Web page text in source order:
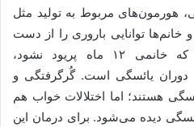
هورمون‌های مربوط به تولید مثل
توانایی باروری را از دست
می‌دهند. معمولا در صورتی که خانمی ۱۲ ماه پریود نشود،
دوران یائسگی است. گُرگرفتگی و
هستند؛ اما اختلالات خواب هم
دیده می‌شود. برای درمان این